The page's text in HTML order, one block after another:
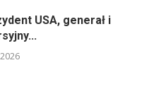
USA, generał i